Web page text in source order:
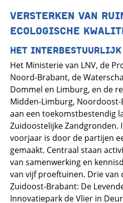
VERSTERKEN VAN
ECOLOGISCHE
HET
Het Ministerie van LNV, de
Noord-Brabant, de
Dommel en Limburg, en de
Midden-Limburg, Noordoost-
aan een toekomstbestendig
Zuidoostelijke Zandgronden.
voorjaar is door de partijen
gemaakt. Centraal staan
van samenwerking en
van vijf proeftuinen. Drie
Zuidoost-Brabant: De
Innovatiepark de Vlier in